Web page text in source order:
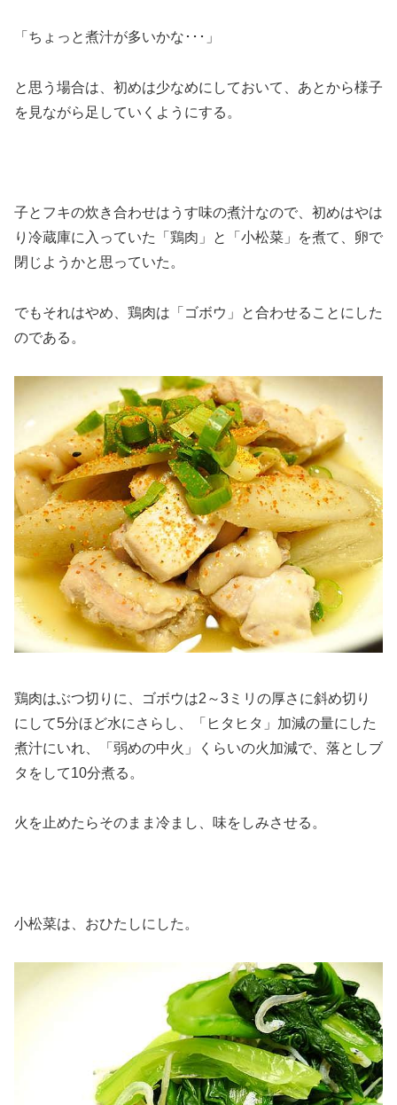
「ちょっと煮汁が多いかな･･･」
と思う場合は、初めは少なめにしておいて、あとから様子
を見ながら足していくようにする。
子とフキの炊き合わせはうす味の煮汁なので、初めはやは
り冷蔵庫に入っていた「鶏肉」と「小松菜」を煮て、卵で
閉じようかと思っていた。
でもそれはやめ、鶏肉は「ゴボウ」と合わせることにした
のである。
鶏肉はぶつ切りに、ゴボウは2～3ミリの厚さに斜め切り
にして5分ほど水にさらし、「ヒタヒタ」加減の量にした
煮汁にいれ、「弱めの中火」くらいの火加減で、落としブ
タをして10分煮る。
火を止めたらそのまま冷まし、味をしみさせる。
小松菜は、おひたしにした。